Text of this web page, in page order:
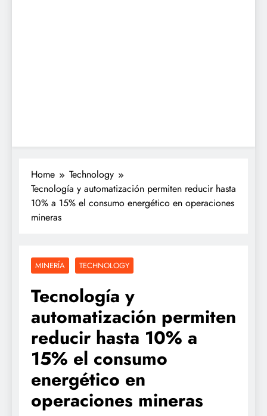
Home
Technology
Tecnología y automatización permiten reducir hasta
10% a 15% el consumo energético en operaciones
mineras
MINERÍA TECHNOLOGY
Tecnología y
automatización permiten
reducir hasta 10% a
15% el consumo
energético en
operaciones mineras